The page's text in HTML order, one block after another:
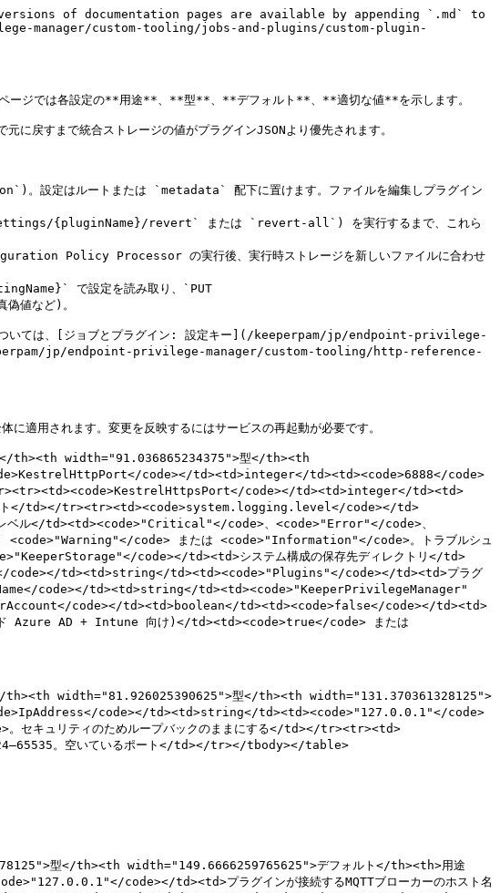
header-sticky><thead><tr><th>設定</th><th>型</th><th>デフォルト</th><th>用途</th><th>適切な値</th></tr></thead><tbody><tr><td><code>broker.host</code></td><td>string</td><td><code>"127.0.0.1"</code></td><td>MQTTブローカーのホスト名</td><td><code>127.0.0.1</code> または <code>localhost</code></td></tr><tr><td><code>broker.port</code></td><td>integer</td><td><code>8675</code></td><td>MQTTブローカーのポート</td><td><code>MqttBrokerSettings.Port</code> と一致</td></tr><tr><td><code>api.base_url</code></td><td>string</td><td>環境から取得</td><td>KeeperバックエンドAPIのベースURL</td><td>完全なHTTPS URL (例: <code>https://api.keepersecurity.com</code>)</td></tr><tr><td><code>sync.interval_minutes</code></td><td>integer</td><td>可変</td><td>バックエンドからのポリシー/設定同期の間隔 (分)</td><td>正の整数。通常 15–60</td></tr></tbody></table>

## KeeperLoggerプラグイン

**構成ファイル:** `Plugins/KeeperLogger.json`

ログメッセージの出力先と方法 (ファイル、HTTPエンドポイント、保持期間、ローテーション) を制御します。

<table data-header-hidden="false" data-header-sticky><thead><tr><th>設定</th><th>型</th><th>デフォルト</th><th>用途</th><th>適切な値</th></tr></thead><tbody><tr><td><code>logToFile</code></td><td>boolean</td><td><code>true</code></td><td><code>true</code> のとき、ログをファイルに書き込む</td><td><code>true</code> または <code>false</code></td></tr><tr><td><code>logFileName</code></td><td>string</td><td><code>"Log/KeeperLogger.log"</code></td><td>ログファイルのパス (プラグイン作業ディレクトリからの相対または絶対)。パス変数可</td><td>有効なパス (例: <code>{approot}/Log/KeeperLogger.log</code>)</td></tr><tr><td><code>maxFileSizeMB</code></td><td>number</td><td><code>100</code></td><td>ローテーション前のログファイル最大サイズ (MB)</td><td>正の数。通常 50–500</td></tr><tr><td><code>logRetentionDays</code></td><td>integer</td><td><code>15</code></td><td>削除前にローテーション済みログを保持する日数</td><td>正の整数。通常 7–90</td></tr><tr><td><code>logToHttpEndpoint</code></td><td>boolean</td><td><code>false</code></td><td><code>true</code> のとき、ログをHTTPエンドポイントにも送る</td><td><code>true</code> または <code>false</code></td></tr><tr><td><code>loggingHttpEndpoint</code></td><td>string</td><td><code>""</code></td><td><code>logToHttpEndpoint</code> が <code>true</code> のときログをPOSTするURL</td><td>完全なHTTP/HTTPS URL、または空</td></tr><tr><td><code>log.level</code></td><td>string</td><td>可変</td><td>ファイルまたはHTTPへ書き込むメッセージの最低レベル</td><td><code>"Critical"</code>、<code>"Error"</code>、<code>"Warning"</code>、<code>"Information"</code>、<code>"Debug"</code>、<code>"Trace"</code>。本番: <code>"Warning"</code> または <code>"Information"</code>。トラブルシュート: <code>"Debug"</code></td></tr></tbody></table>

## RedirectEvaluatorプラグイン

**構成ファイル:** `Plugins/RedirectEvaluator.json`

リダイレクト設定は、ルール一致時に `LaunchPrivilegeElevation` ジョブが別の実行ファイルに差し替えるかどうかを制御します (例: `ncpa.cpl` → Keeper管理のネットワーク接続UI)。全体の流れについては、[リダイレクト機能](/keeperpam/jp/endpoint-privilege-manager/custom-tooling/jobs-and-plugins/custom-plugin-guide/plugins-reference/redirect-capability.md)をご参照ください。

<table data-header-hidden="false" data-header-sticky><thead><tr><th>設定</th><th>型</th><th>デフォルト</th><th>用途</th><th>適切な値</th></tr></thead><tbody><tr><td><code>metadata.redirect.enabled</code></td><td>boolean</td><td>構成により可変</td><td><code>true</code> のとき、<code>LaunchPrivilegeElevation</code> ジョブは check-redirect タスクを実行しルールを評価する。ルール一致時は元の要求を拒否し <code>targetExe</code> を昇格付きで起動。<code>false</code> のとき check-redirect をスキップ</td><td>リダイレクト有効: <code>true</code>。通常の昇格起動のみ: <code>false</code></td></tr><tr><td><code>metadata.redirect.rules</code></td><td>array</td><td><code>[]</code></td><td>リダイレクトルールのリスト。最初に一致したルールが適用</td><td>ルールオブジェクトの配列 (下記参照)。不要なら <code>[]</code></td></tr><tr><td><code>metadata.redirect.rulesPath</code></td><td>string</td><td>任意</td><td>インライン <code>rules</code> の代わりにリダイレクトルールを格納したファイルへのパス</td><td>有効なファイルパス、または空</td></tr></tbody></table>

**リダイレクトルールのフィールド** (`metadata.redirect.rules` 内の各オブジェクト):

<table data-header-hidden="false" data-header-sticky><thead><tr><th>フィールド</th><th>型</th><th>用途</th><th>適切な値</th></tr></thead><tbody><tr><td><code>sourceExePattern</code></td><td>string (regex)</td><td>昇格リクエストの実行ファイル名にマッチ。大文字小文字を区別しない</td><td>正規表現。リテラルのドットは <code>\\.</code> (例: <code>"rundll32\\.exe"</code>)</td></tr>